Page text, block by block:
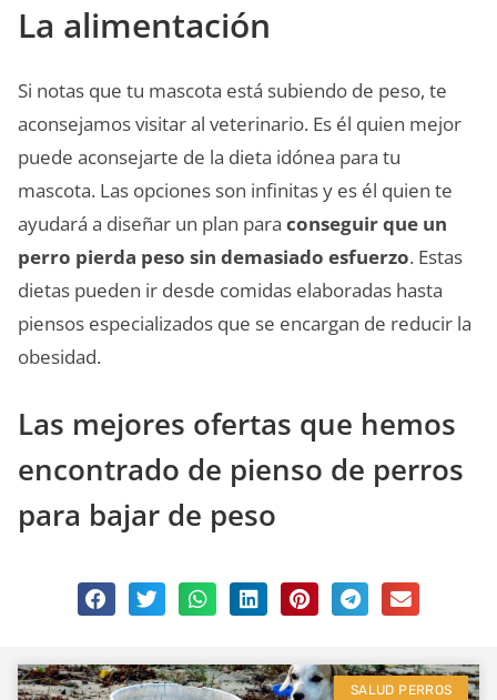
La alimentación
Si notas que tu mascota está subiendo de peso, te
aconsejamos visitar al veterinario. Es él quien mejor
puede aconsejarte de la dieta idónea para tu
mascota. Las opciones son infinitas y es él quien te
ayudará a diseñar un plan para conseguir que un
perro pierda peso sin demasiado esfuerzo. Estas
dietas pueden ir desde comidas elaboradas hasta
piensos especializados que se encargan de reducir la
obesidad.
Las mejores ofertas que hemos
encontrado de pienso de perros
para bajar de peso
SALUD PERROS